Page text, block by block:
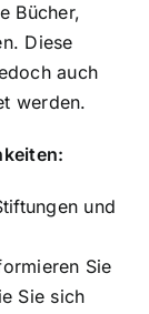
Bücher,
Diese
auch
werden.
und
Sie
Sie sich